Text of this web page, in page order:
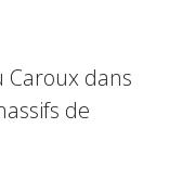
Caroux dans
de